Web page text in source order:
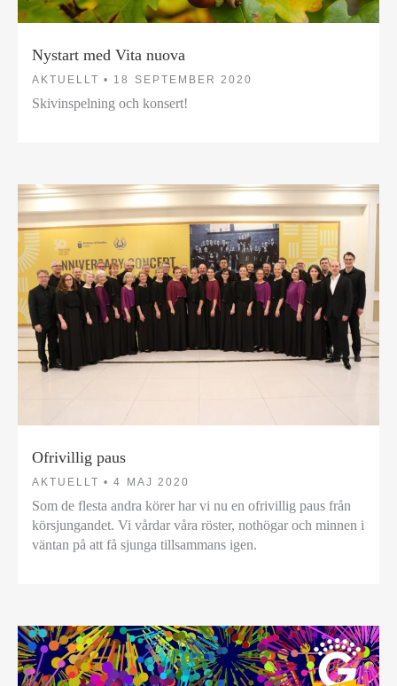
Nystart med Vita nuova
AKTUELLT • 18 SEPTEMBER 2020
Skivinspelning och konsert!
Ofrivillig paus
AKTUELLT • 4 MAJ 2020
Som de flesta andra körer har vi nu en ofrivillig paus från
körsjungandet. Vi vårdar våra röster, nothögar och minnen i
väntan på att få sjunga tillsammans igen.